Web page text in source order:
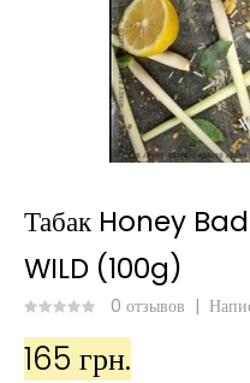
Табак Honey
WILD (100g)
0 отзывов |
165 грн.